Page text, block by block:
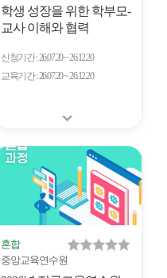
학생 성장을 위한 학부모-
교사 이해와 협력
신청기간 26.07.20 ~ 26.12.20
교육기간 26.07.20 ~ 26.12.20
혼합
중앙교육연수원